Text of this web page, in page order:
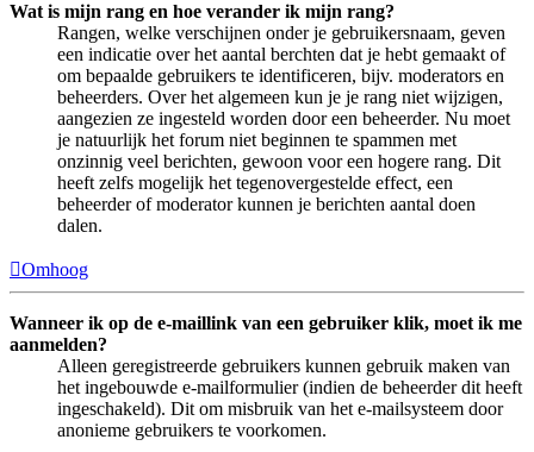
Wat is mijn rang en hoe verander ik mijn rang?
Rangen, welke verschijnen onder je gebruikersnaam, geven
een indicatie over het aantal berchten dat je hebt gemaakt of
om bepaalde gebruikers te identificeren, bijv. moderators en
beheerders. Over het algemeen kun je je rang niet wijzigen,
aangezien ze ingesteld worden door een beheerder. Nu moet
je natuurlijk het forum niet beginnen te spammen met
onzinnig veel berichten, gewoon voor een hogere rang. Dit
heeft zelfs mogelijk het tegenovergestelde effect, een
beheerder of moderator kunnen je berichten aantal doen
dalen.
Omhoog
Wanneer ik op de e-maillink van een gebruiker klik, moet ik me
aanmelden?
Alleen geregistreerde gebruikers kunnen gebruik maken van
het ingebouwde e-mailformulier (indien de beheerder dit heeft
ingeschakeld). Dit om misbruik van het e-mailsysteem door
anonieme gebruikers te voorkomen.